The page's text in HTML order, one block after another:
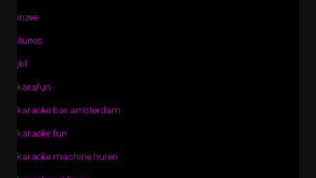
inzee
itunes
jbl
karafun
karaoke bar amsterdam
karaoke fun
karaoke machine huren